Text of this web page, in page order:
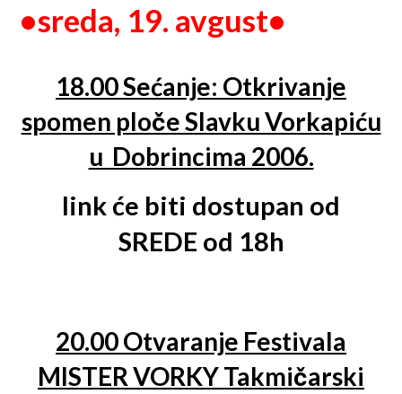
•sreda, 19. avgust•
18.00 Sećanje: Otkrivanje
spomen ploče Slavku Vorkapiću
u Dobrincima 2006.
link će biti dostupan od
SREDE od 18h
20.00 Otvaranje Festivala
MISTER VORKY Takmičarski